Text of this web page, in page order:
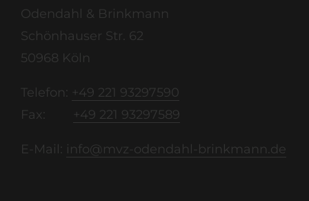
Odendahl & Brinkmann
Schönhauser Str. 62
50968 Köln
Telefon: +49 221 93297590
Fax:
+49 221 93297589
E-Mail: info@mvz-odendahl-brinkmann.de